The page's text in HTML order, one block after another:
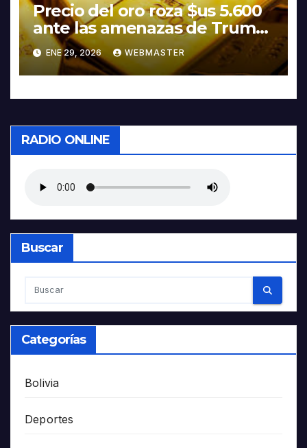
Precio del oro roza $us 5.600
ante las amenazas de Trump
contra Irán
ENE 29, 2026 WEBMASTER
RADIO ONLINE
Buscar
Categorías
Bolivia
Deportes